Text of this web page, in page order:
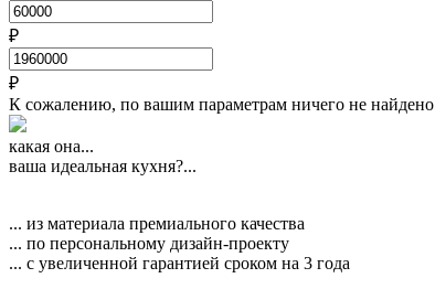
₽
₽
К сожалению, по вашим параметрам ничего не
какая она...
ваша идеальная кухня?...
... из материала премиального качества
... по персональному дизайн-проекту
... с увеличенной гарантией сроком на 3 года